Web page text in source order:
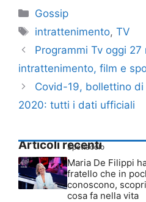
Categorie
Gossip
Tag
intrattenimento,TV
Programmi Tv oggi 27
intrattenimento, film e
Covid-19, bollettino
2020: tutti i dati ufficiali
Articoli recenti
Spettacolo
Maria De Filippi
fratello che in
conoscono,
cosa fa nella vita